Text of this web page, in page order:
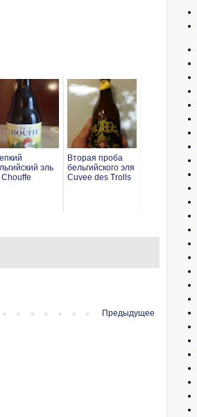
эль
Chouffe
Вторая проба
бельгийского эля
Cuvee des Trolls
Предыдущее